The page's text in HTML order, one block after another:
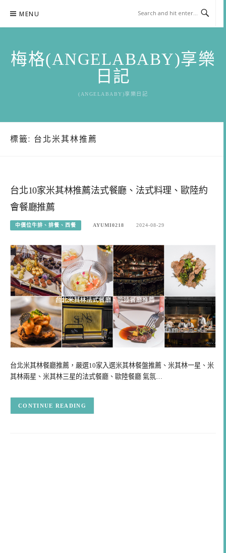
content
MENU
梅格(ANGELABABY)享樂
日記
(ANGELABABY)享樂日記
標籤: 台北米其林推薦
台北10家米其林推薦法式餐廳、法式料理、歐陸約
會餐廳推薦
中價位牛排、排餐、西餐 AYUMI0218 2024-08-29
台北米其林餐廳推薦，嚴選10家入選米其林餐盤推薦、米其林一星、米
其林兩星、米其林三星的法式餐廳、歐陸餐廳 氣氛…
CONTINUE READING